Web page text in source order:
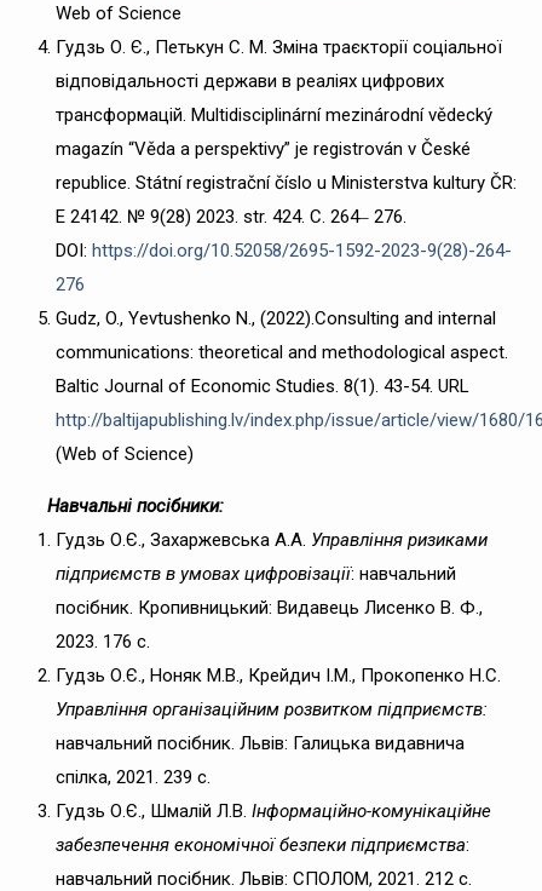
Web of Science
Гудзь О. Є., Петькун С. М. Зміна траєкторії соціальної
відповідальності держави в реаліях цифрових
трансформацій. Multidisciplinární mezinárodní vědecký
magazín “Věda a perspektivy” je registrován v České
republice. Státní registrační číslo u Ministerstva kultury ČR:
E 24142. № 9(28) 2023. str. 424. С. 264‒ 276.
DOI: https://doi.org/10.52058/2695-1592-2023-9(28)-264-
276
Gudz, O., Yevtushenko N., (2022).Consulting and internal
communications: theoretical and methodological aspect.
Baltic Journal of Economic Studies. 8(1). 43-54. URL
http://baltijapublishing.lv/index.php/issue/article/view/1680/
(Web of Science)
Навчальні посібники:
Гудзь О.Є., Захаржевська А.А. Управління ризиками
підприємств в умовах цифровізації: навчальний
посібник. Кропивницький: Видавець Лисенко В. Ф.,
2023. 176 с.
Гудзь О.Є., Ноняк М.В., Крейдич І.М., Прокопенко Н.С.
Управління організаційним розвитком підприємств:
навчальний посібник. Львів: Галицька видавнича
спілка, 2021. 239 с.
Гудзь О.Є., Шмалій Л.В. Інформаційно-комунікаційне
забезпечення економічної безпеки підприємства:
навчальний посібник. Львів: СПОЛОМ, 2021. 212 с.